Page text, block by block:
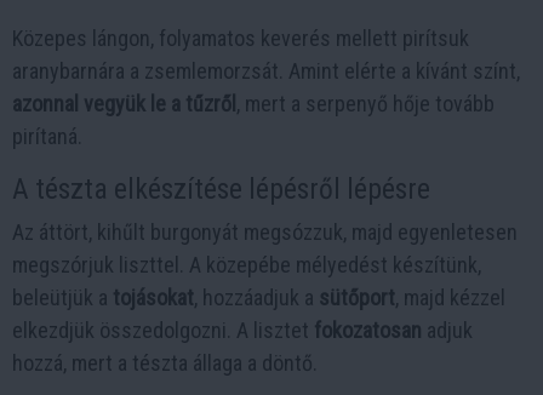
Közepes lángon, folyamatos keverés mellett pirítsuk
aranybarnára a zsemlemorzsát. Amint elérte a kívánt színt,
azonnal vegyük le a tűzről , mert a serpenyő hője tovább
pirítaná.
A tészta elkészítése lépésről lépésre
Az áttört, kihűlt burgonyát megsózzuk, majd egyenletesen
megszórjuk liszttel. A közepébe mélyedést készítünk,
beleütjük a tojásokat, hozzáadjuk a sütőport, majd kézzel
elkezdjük összedolgozni. A lisztet fokozatosan adjuk
hozzá, mert a tészta állaga a döntő.